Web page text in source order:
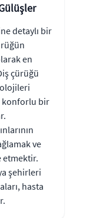
detaylı bir
en
çürüğü
konforlu bir
ve
etmektir.
şehirleri
hasta